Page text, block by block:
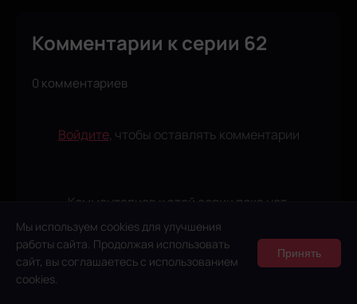
Мы используем cookies для улучшения
работы сайта. Продолжая использовать
сайт, вы соглашаетесь с использованием
cookies.
Принять
Комментарии к серии 62
0 комментариев
Войдите, чтобы оставлять комментарии
Комментариев к этой серии пока нет.
Будьте первым!